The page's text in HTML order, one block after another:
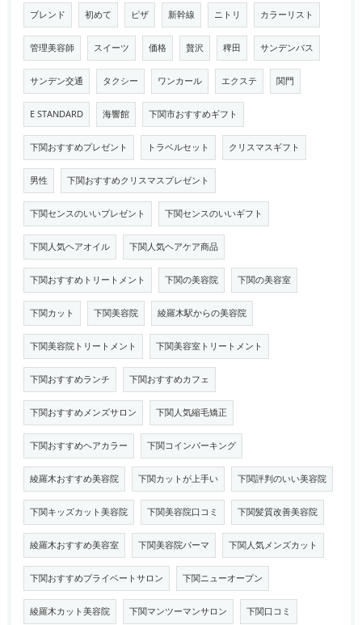
ブレンド 初めて ピザ 新幹線 ニトリ カラーリスト
管理美容師 スイーツ 価格 贅沢 稗田 サンデンバス
サンデン交通 タクシー ワンカール エクステ 関門
E STANDARD 海響館 下関市おすすめギフト
下関おすすめプレゼント トラベルセット クリスマスギフト
男性 下関おすすめクリスマスプレゼント
下関センスのいいプレゼント 下関センスのいいギフト
下関人気ヘアオイル 下関人気ヘアケア商品
下関おすすめトリートメント 下関の美容院 下関の美容室
下関カット 下関美容院 綾羅木駅からの美容院
下関美容院トリートメント 下関美容室トリートメント
下関おすすめランチ 下関おすすめカフェ
下関おすすめメンズサロン 下関人気縮毛矯正
下関おすすめヘアカラー 下関コインパーキング
綾羅木おすすめ美容院 下関カットが上手い 下関評判のいい美容院
下関キッズカット美容院 下関美容院口コミ 下関髪質改善美容院
綾羅木おすすめ美容室 下関美容院パーマ 下関人気メンズカット
下関おすすめプライベートサロン 下関ニューオープン
綾羅木カット美容院 下関マンツーマンサロン 下関口コミ